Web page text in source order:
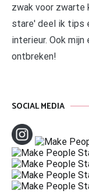
zwak voor zwarte
stare' deel ik tips
interieur. Ook
ontbreken!
SOCIAL MEDIA